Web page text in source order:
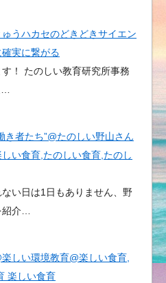
うハカセのどきどきサイエン
実に繋がる
！ たのしい教育研究所事務
き者たち”@たのしい野山さん
い食育,たのしい食育,たのし
い日は1日もありません、野
介…
しい環境教育@楽しい食育,
楽しい食育